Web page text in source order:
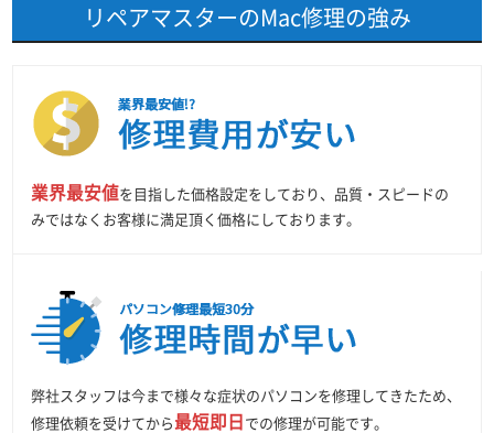
リペアマスターのMac修理の強み
業界最安値を目指した価格設定をしており、品質・スピードの
みではなくお客様に満足頂く価格にしております。
弊社スタッフは今まで様々な症状のパソコンを修理してきたため、
修理依頼を受けてから最短即日での修理が可能です。